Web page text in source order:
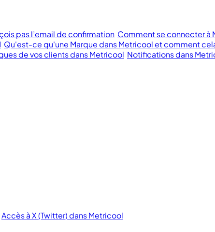
pas l’email de confirmation Comment se connecter à
Qu'est-ce qu'une Marque dans Metricool et comment
de vos clients dans Metricool Notifications dans
Accès à X (Twitter) dans Metricool